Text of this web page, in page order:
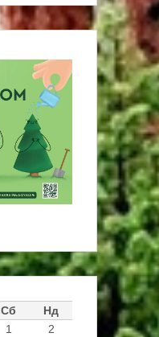
Сб
Нд
1
2